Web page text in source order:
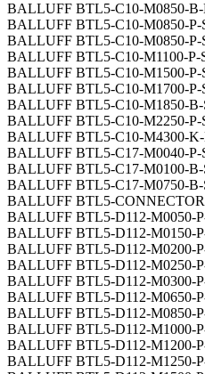
BALLUFF BTL5-C10-M0850-
BALLUFF BTL5-C10-M0850-P-
BALLUFF BTL5-C10-M0850-P-
BALLUFF BTL5-C10-M1100-P-
BALLUFF BTL5-C10-M1500-P-
BALLUFF BTL5-C10-M1700-P-
BALLUFF BTL5-C10-M1850-B-
BALLUFF BTL5-C10-M2250-P-
BALLUFF BTL5-C10-M4300-
BALLUFF BTL5-C17-M0040-P-
BALLUFF BTL5-C17-M0100-B-
BALLUFF BTL5-C17-M0750-B-
BALLUFF BTL5-
BALLUFF BTL5-D112-M0050-
BALLUFF BTL5-D112-M0150-
BALLUFF BTL5-D112-M0200-
BALLUFF BTL5-D112-M0250-
BALLUFF BTL5-D112-M0300-
BALLUFF BTL5-D112-M0650-
BALLUFF BTL5-D112-M0850-
BALLUFF BTL5-D112-M1000-
BALLUFF BTL5-D112-M1200-
BALLUFF BTL5-D112-M1250-